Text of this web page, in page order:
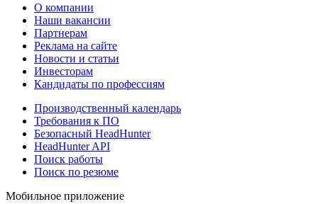
О компании
Наши вакансии
Партнерам
Реклама на сайте
Новости и статьи
Инвесторам
Кандидаты по профессиям
Производственный календарь
Требования к ПО
Безопасный HeadHunter
HeadHunter API
Поиск работы
Поиск по резюме
Мобильное приложение